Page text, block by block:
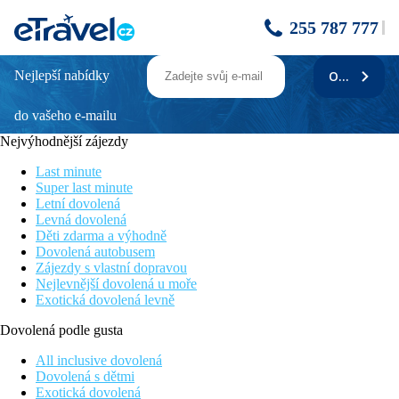
255 787 777
Sundia By Liberty Oludeniz
Hotel obklopený přírodou
Spousta turistických zajímavostí v okolí
Moderně zařízené pokoje
Relax bazén od 16 let
Poloha
Centrum města Ölüdeniz je vzdáleno 3,5 km, centrum města
Fethiye 12 km, nákupní možnosti v okolí hotelu, mezinárodní
letiště Dalaman 62 km.
Vybavení
203 pokojů umístěných v několika budovách areálu hotelu,
vstupní hala s recepcí, hlavní restaurace, 2 á la carte restaurace
snack bary, bary, SPA centrum, půjčovna aut, lékař, směnárna,
prádelna, knihovna, 2 bazény, dětský bazén, terasa na slunění,
lehátka, slunečníky a osušky zdarma.
Nejlepší nabídky
do vašeho e-mailu
ODEBÍRAT
Nejvýhodnější zájezdy
Last minute
Super last minute
Letní dovolená
Levná dovolená
Děti zdarma a výhodně
Dovolená autobusem
Zájezdy s vlastní dopravou
Nejlevnější dovolená u moře
Exotická dovolená levně
Dovolená podle gusta
All inclusive dovolená
Dovolená s dětmi
Exotická dovolená